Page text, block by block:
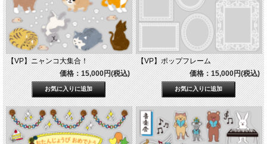
【VP】ニャンコ大集合！
価格：15,000円(税込)
【VP】ポップフレーム
価格：15,000円(税込)